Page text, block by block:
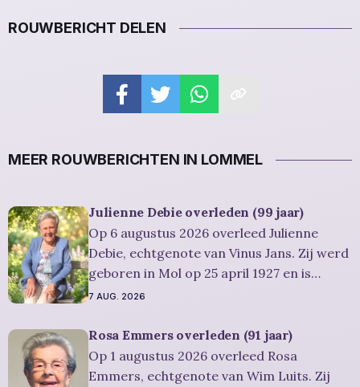
ROUWBERICHT DELEN
MEER ROUWBERICHTEN IN LOMMEL
Julienne Debie overleden (99 jaar)
Op 6 augustus 2026 overleed Julienne
Debie, echtgenote van Vinus Jans. Zij werd
geboren in Mol op 25 april 1927 en is
overleden in Lommel op 6 augustus 2026.
jaar. Rouwbericht Severens: Er is
gelegenheid om in alle rust en stilte
persoonlijk
7 AUG. 2026
Rosa Emmers overleden (91 jaar)
Op 1 augustus 2026 overleed Rosa
Emmers, echtgenote van Wim Luits. Zij